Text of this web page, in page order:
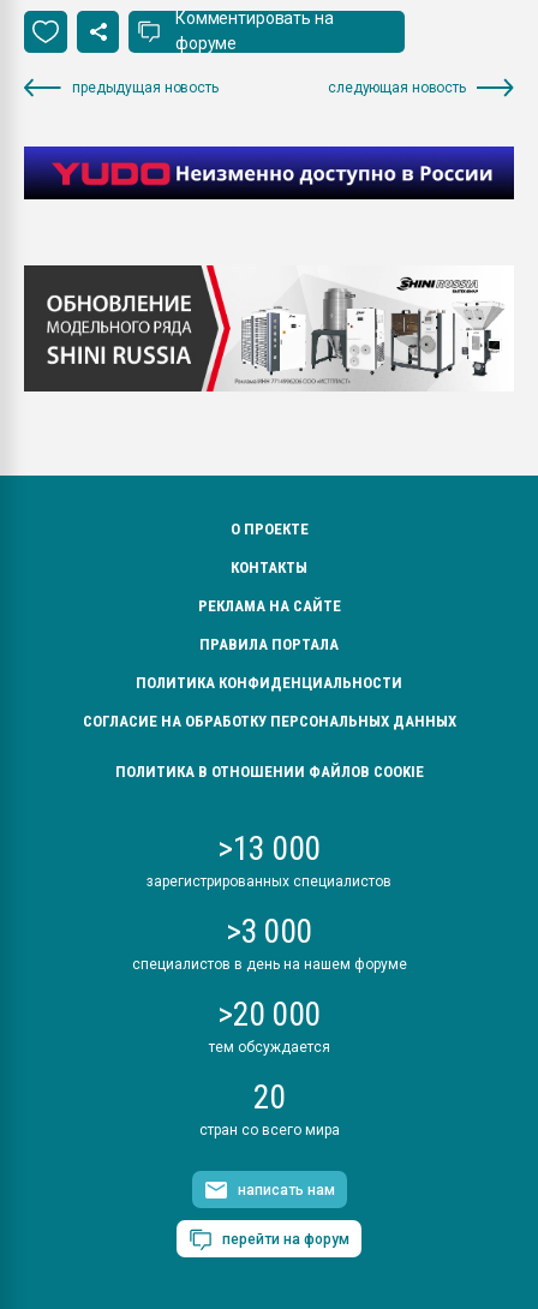
Комментировать на
форуме
предыдущая новость следующая новость
О ПРОЕКТЕ
КОНТАКТЫ
РЕКЛАМА НА САЙТЕ
ПРАВИЛА ПОРТАЛА
ПОЛИТИКА КОНФИДЕНЦИАЛЬНОСТИ
СОГЛАСИЕ НА ОБРАБОТКУ ПЕРСОНАЛЬНЫХ ДАННЫХ
ПОЛИТИКА В ОТНОШЕНИИ ФАЙЛОВ COOKIE
>13 000
зарегистрированных специалистов
>3 000
специалистов в день на нашем форуме
>20 000
тем обсуждается
20
стран со всего мира
написать нам
перейти на форум